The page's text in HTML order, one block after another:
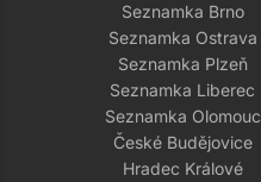
Seznamka Brno
Seznamka Ostrava
Seznamka Plzeň
Seznamka Liberec
Seznamka Olomouc
České Budějovice
Hradec Králové